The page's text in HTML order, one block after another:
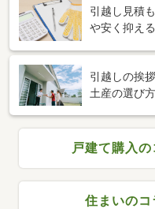
引越し見積
や安く抑え
引越しの挨
土産の選び方
戸建て購入
住まいの